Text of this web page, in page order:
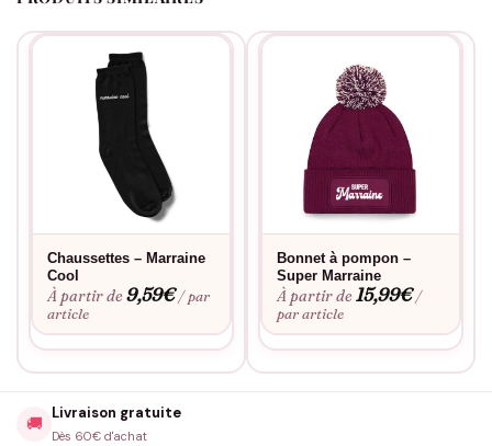
Chaussettes – Marraine
Cool
À partir de9,59€ / par
article
Bonnet à pompon –
Super Marraine
À partir de15,99€ /
par article
🚚
Livraison gratuite
Dès 60€ d'achat